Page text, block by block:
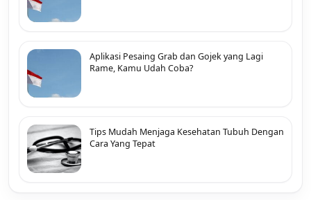
Aplikasi Pesaing Grab dan Gojek yang Lagi
Rame, Kamu Udah Coba?
Tips Mudah Menjaga Kesehatan Tubuh Dengan
Cara Yang Tepat